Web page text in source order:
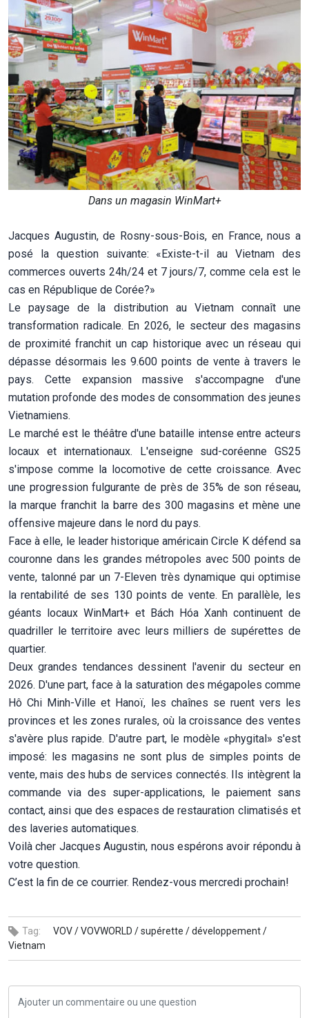
Dans un magasin WinMart+
Jacques Augustin, de Rosny-sous-Bois, en France, nous a
posé la question suivante: «Existe-t-il au Vietnam des
commerces ouverts 24h/24 et 7 jours/7, comme cela est le
cas en République de Corée?»
Le paysage de la distribution au Vietnam connaît une
transformation radicale. En 2026, le secteur des magasins
de proximité franchit un cap historique avec un réseau qui
dépasse désormais les 9.600 points de vente à travers le
pays. Cette expansion massive s'accompagne d'une
mutation profonde des modes de consommation des jeunes
Vietnamiens.
Le marché est le théâtre d'une bataille intense entre acteurs
locaux et internationaux. L'enseigne sud-coréenne GS25
s'impose comme la locomotive de cette croissance. Avec
une progression fulgurante de près de 35% de son réseau,
la marque franchit la barre des 300 magasins et mène une
offensive majeure dans le nord du pays.
Face à elle, le leader historique américain Circle K défend sa
couronne dans les grandes métropoles avec 500 points de
vente, talonné par un 7-Eleven très dynamique qui optimise
la rentabilité de ses 130 points de vente. En parallèle, les
géants locaux WinMart+ et Bách Hóa Xanh continuent de
quadriller le territoire avec leurs milliers de supérettes de
quartier.
Deux grandes tendances dessinent l'avenir du secteur en
2026. D'une part, face à la saturation des mégapoles comme
Hô Chi Minh-Ville et Hanoï, les chaînes se ruent vers les
provinces et les zones rurales, où la croissance des ventes
s'avère plus rapide. D'autre part, le modèle «phygital» s'est
imposé: les magasins ne sont plus de simples points de
vente, mais des hubs de services connectés. Ils intègrent la
commande via des super-applications, le paiement sans
contact, ainsi que des espaces de restauration climatisés et
des laveries automatiques.
Voilà cher Jacques Augustin, nous espérons avoir répondu à
votre question.
C’est la fin de ce courrier. Rendez-vous mercredi prochain!
Tag: VOV /VOVWORLD /supérette /développement /
Vietnam